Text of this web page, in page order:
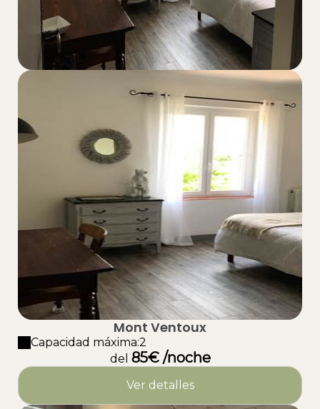
Mont Ventoux
Capacidad máxima:2
del 85€ /noche
Ver detalles